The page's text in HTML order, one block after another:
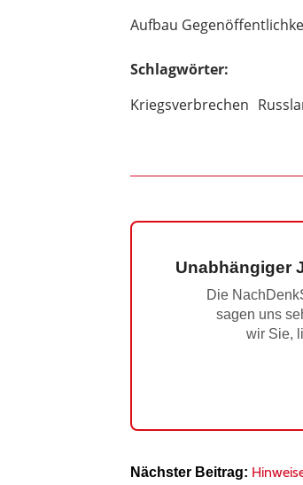
Aufbau
Schlagwörter:
Kriegsverbrechen
Unabhängiger
Die
sagen uns
wir Sie,
Nächster Beitrag: